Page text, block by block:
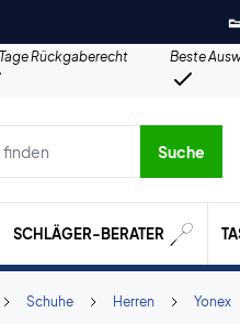
Rückgaberecht Beste
usw.
Suche
SCHLÄGER-BERATER
Yonex
Herren
Schuhe